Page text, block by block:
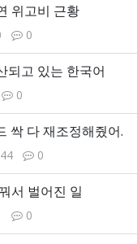
위고비 근황
0
되고 있는 한국어
0
싹 다 재조정해줬어.
0
서 벌어진 일
0